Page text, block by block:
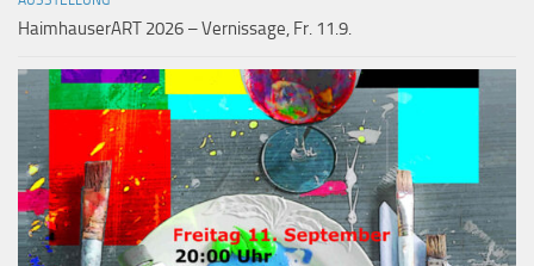
HaimhauserART 2026 – Vernissage, Fr. 11.9.